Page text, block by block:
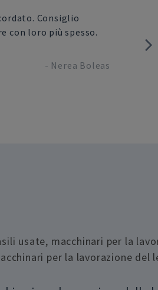
Consiglio
con loro più spesso.
- Nerea Boleas
usate, macchinari per la
per la lavorazione del